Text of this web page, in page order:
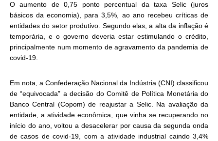
O aumento de 0,75 ponto percentual da taxa Selic (juros
básicos da economia), para 3,5%, ao ano recebeu críticas de
entidades do setor produtivo. Segundo elas, a alta da inflação é
temporária, e o governo deveria estar estimulando o crédito,
principalmente num momento de agravamento da pandemia de
covid-19.
Em nota, a Confederação Nacional da Indústria (CNI) classificou
de “equivocada” a decisão do Comitê de Política Monetária do
Banco Central (Copom) de reajustar a Selic. Na avaliação da
entidade, a atividade econômica, que vinha se recuperando no
início do ano, voltou a desacelerar por causa da segunda onda
de casos de covid-19, com a atividade industrial caindo 3,4%